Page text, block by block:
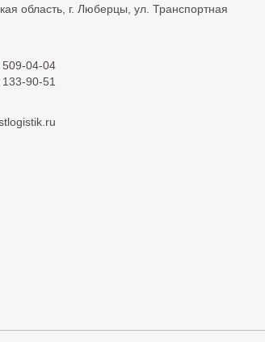
область, г. Люберцы, ул. Транспортная
509-04-04
133-90-51